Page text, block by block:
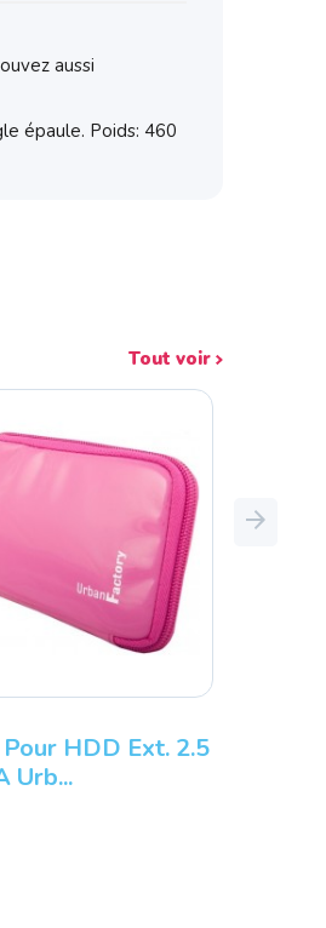
aussi
épaule. Poids: 460
Tout voir
HDD Ext. 2.5
Urb...
Next